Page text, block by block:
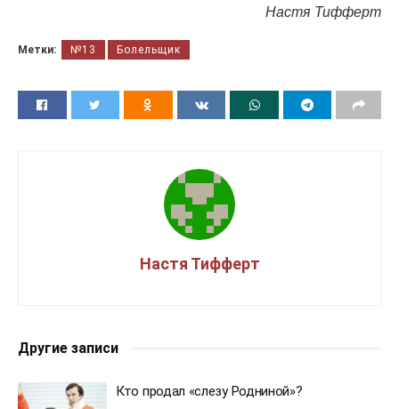
Настя Тифферт
Метки: №13 Болельщик
Настя Тифферт
Другие записи
Кто продал «слезу Родниной»?